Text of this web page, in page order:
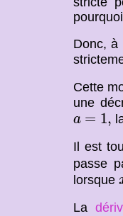
Donc, à
Cette
une
a = 1,
a ,
Il est
passe
lorsque
La